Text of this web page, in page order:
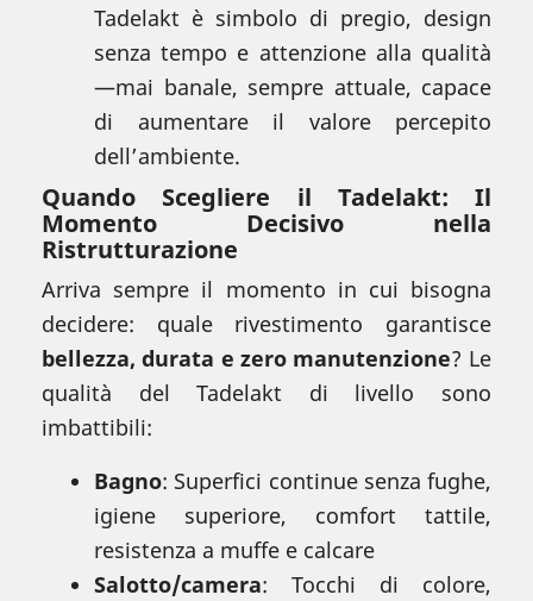
Tadelakt è simbolo di pregio, design
senza tempo e attenzione alla qualità
—mai banale, sempre attuale, capace
di aumentare il valore percepito
dell’ambiente.
Quando Scegliere il Tadelakt: Il
Momento Decisivo nella
Ristrutturazione
Arriva sempre il momento in cui bisogna
decidere: quale rivestimento garantisce
bellezza, durata e zero manutenzione? Le
qualità del Tadelakt di livello sono
imbattibili:
Bagno: Superfici continue senza fughe,
igiene superiore, comfort tattile,
resistenza a muffe e calcare
Salotto/camera: Tocchi di colore,